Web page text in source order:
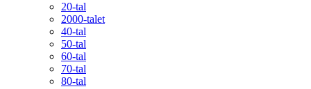
20-tal
2000-talet
40-tal
50-tal
60-tal
70-tal
80-tal